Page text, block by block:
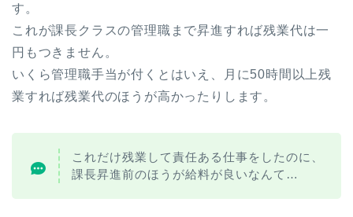
す。
これが課長クラスの管理職まで昇進すれば残業代は一
円もつきません。
いくら管理職手当が付くとはいえ、月に50時間以上残
業すれば残業代のほうが高かったりします。
これだけ残業して責任ある仕事をしたのに、
課長昇進前のほうが給料が良いなんて…